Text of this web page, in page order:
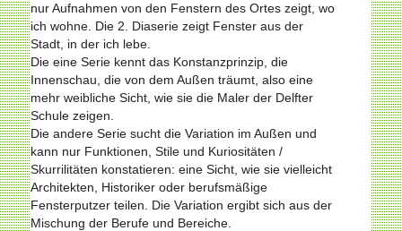
nur Aufnahmen von den Fenstern des Ortes zeigt, wo
ich wohne. Die 2. Diaserie zeigt Fenster aus der
Stadt, in der ich lebe.
Die eine Serie kennt das Konstanzprinzip, die
Innenschau, die von dem Außen träumt, also eine
mehr weibliche Sicht, wie sie die Maler der Delfter
Schule zeigen.
Die andere Serie sucht die Variation im Außen und
kann nur Funktionen, Stile und Kuriositäten /
Skurrilitäten konstatieren: eine Sicht, wie sie vielleicht
Architekten, Historiker oder berufsmäßige
Fensterputzer teilen. Die Variation ergibt sich aus der
Mischung der Berufe und Bereiche.